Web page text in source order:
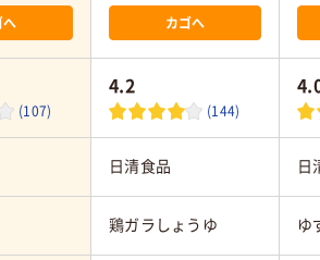
へ カゴへ
(107)
4.2
(144)
日清食品 日
鶏ガラしょうゆ ゆ